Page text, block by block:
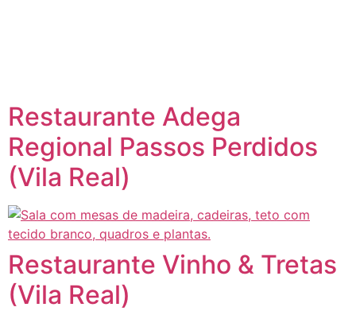
Restaurante Adega
Regional Passos Perdidos
(Vila Real)
Restaurante Vinho & Tretas
(Vila Real)